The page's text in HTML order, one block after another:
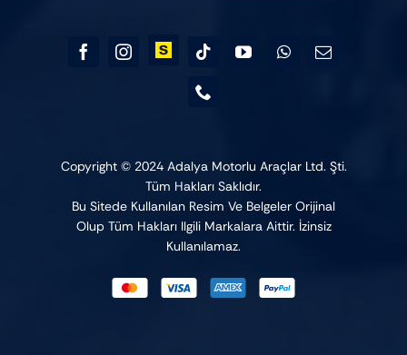
Copyright © 2024 Adalya Motorlu Araçlar Ltd. Şti.
Tüm Hakları Saklıdır.
Bu Sitede Kullanılan Resim Ve Belgeler Orijinal
Olup Tüm Hakları Ilgili Markalara Aittir. İzinsiz
Kullanılamaz.